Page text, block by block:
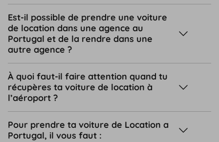
Est-il possible de prendre une voiture
de location dans une agence au
Portugal et de la rendre dans une
autre agence ?
À quoi faut-il faire attention quand tu
récupères ta voiture de location à
l’aéroport ?
Pour prendre ta voiture de Location a
Portugal, il vous faut :